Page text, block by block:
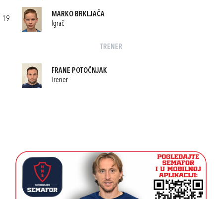
19
MARKO BRKLJAČA
Igrač
TRENER
FRANE POTOČNJAK
Trener